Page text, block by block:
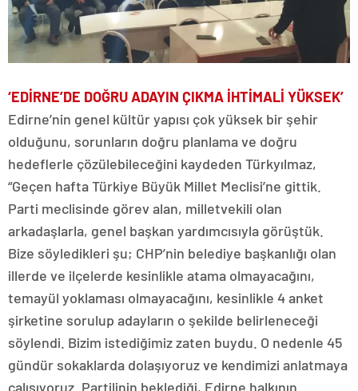
‘EDİRNE’DE DOĞRU ADAYIN ÇIKMA İHTİMALİ YÜKSEK’
Edirne’nin genel kültür yapısı çok yüksek bir şehir
olduğunu, sorunların doğru planlama ve doğru
hedeflerle çözülebileceğini kaydeden Türkyılmaz,
“Geçen hafta Türkiye Büyük Millet Meclisi’ne gittik.
Parti meclisinde görev alan, milletvekili olan
arkadaşlarla, genel başkan yardımcısıyla görüştük.
Bize söyledikleri şu; CHP’nin belediye başkanlığı olan
illerde ve ilçelerde kesinlikle atama olmayacağını,
temayül yoklaması olmayacağını, kesinlikle 4 anket
şirketine sorulup adayların o şekilde belirleneceği
söylendi. Bizim istediğimiz zaten buydu. O nedenle 45
gündür sokaklarda dolaşıyoruz ve kendimizi anlatmaya
çalışıyoruz. Partilinin beklediği, Edirne halkının